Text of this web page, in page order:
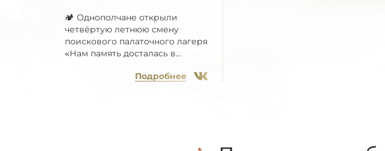
🏕 Однополчане открыли
четвёртую летнюю смену
поискового палаточного лагеря
«Нам память досталась в...
Подробнее